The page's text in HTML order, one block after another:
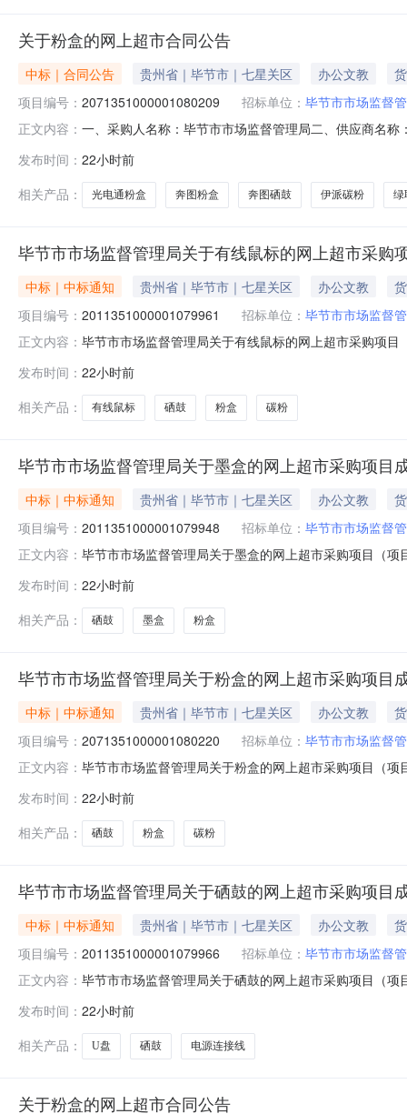
关于粉盒的网上超市合同公告
中标｜合同公告 贵州省｜毕节市｜七星关区 办公文教
项目编号： 2071351000001080209 招标单位： 毕节市市场监督
正文内容： 一、采购人名称：毕节市市场监督管理局二、供应商名
图/PantumTO-400,个1.001801802奔图CTL-350H粉盒
发布时间： 22小时前
相关产品：
光电通粉盒 奔图粉盒 奔图硒鼓 伊派碳粉 绿
毕节市市场监督管理局关于有线鼠标的网上超市采购
中标｜中标通知 贵州省｜毕节市｜七星关区 办公文教
项目编号： 2011351000001079961 招标单位： 毕节市市场监督
正文内容： 毕节市市场监督管理局关于有线鼠标的网上超市采购项
政区划编码:520599项目所在行政区划名称:毕节市本级
发布时间： 22小时前
相关产品：
有线鼠标 硒鼓 粉盒 碳粉
毕节市市场监督管理局关于墨盒的网上超市采购项目
中标｜中标通知 贵州省｜毕节市｜七星关区 办公文教
项目编号： 2011351000001079948 招标单位： 毕节市市场监督
正文内容： 毕节市市场监督管理局关于墨盒的网上超市采购项目（
码:520599项目所在行政区划名称:毕节市本级报价起止
发布时间： 22小时前
相关产品：
硒鼓 墨盒 粉盒
毕节市市场监督管理局关于粉盒的网上超市采购项目
中标｜中标通知 贵州省｜毕节市｜七星关区 办公文教
项目编号： 2071351000001080220 招标单位： 毕节市市场监督
正文内容： 毕节市市场监督管理局关于粉盒的网上超市采购项目（
码:520599项目所在行政区划名称:毕节市本级报价起止
发布时间： 22小时前
相关产品：
硒鼓 粉盒 碳粉
毕节市市场监督管理局关于硒鼓的网上超市采购项目
中标｜中标通知 贵州省｜毕节市｜七星关区 办公文教
项目编号： 2011351000001079966 招标单位： 毕节市市场监督
正文内容： 毕节市市场监督管理局关于硒鼓的网上超市采购项目（
码:520599项目所在行政区划名称:毕节市本级报价起止
发布时间： 22小时前
相关产品：
U盘 硒鼓 电源连接线
关于粉盒的网上超市合同公告